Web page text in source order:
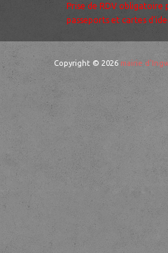
Prise de RDV obligatoire
passeports et cartes
Copyright © 2026 mairie